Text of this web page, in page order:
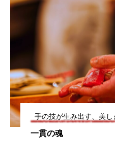
手の技が生み出す、美し
一貫の魂